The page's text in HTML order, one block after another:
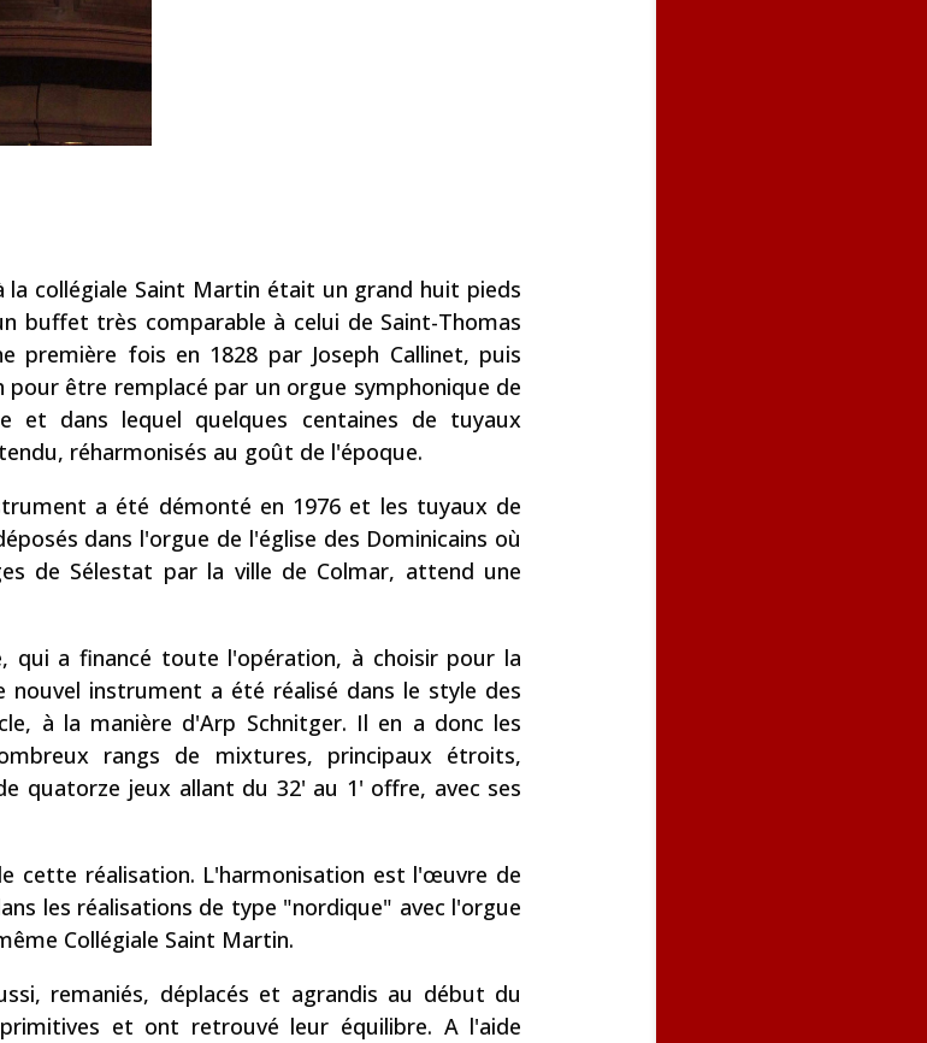
la collégiale Saint Martin était un grand huit pieds
buffet très comparable à celui de Saint-Thomas
fois en 1828 par Joseph Callinet, puis
pour être remplacé par un orgue symphonique de
et dans lequel quelques centaines de tuyaux
réharmonisés au goût de l'époque.
a été démonté en 1976 et les tuyaux de
dans l'orgue de l'église des Dominicains où
de Sélestat par la ville de Colmar, attend une
qui a financé toute l'opération, à choisir pour la
instrument a été réalisé dans le style des
à la manière d'Arp Schnitger. Il en a donc les
rangs de mixtures, principaux étroits,
quatorze jeux allant du 32' au 1' offre, avec ses
cette réalisation. L'harmonisation est l'œuvre de
les réalisations de type "nordique" avec l'orgue
Collégiale Saint Martin.
remaniés, déplacés et agrandis au début du
et ont retrouvé leur équilibre. A l'aide